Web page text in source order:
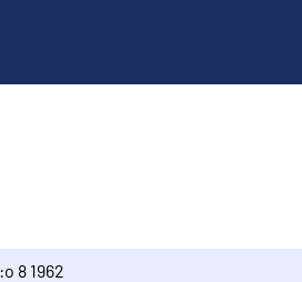
8 1962